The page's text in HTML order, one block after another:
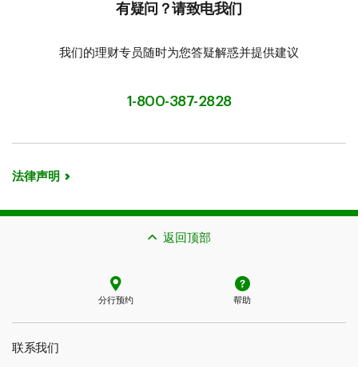
有疑问？请致电我们
我们的理财专员随时为您答疑解惑并提供建议
1-800-387-2828
法律声明
返回顶部
分行预约 帮助
联系我们​​​​​​​